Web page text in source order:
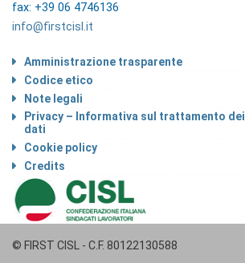
fax: +39 06 4746136
info@firstcisl.it
Amministrazione trasparente
Codice etico
Note legali
Privacy – Informativa sul trattamento dei
dati
Cookie policy
Credits
© FIRST CISL - C.F. 80122130588